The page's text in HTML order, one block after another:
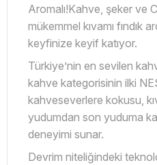
Aromalı!Kahve, şeker ve
mükemmel kıvamı fındık
keyfinize keyif katıyor.
Türkiye’nin en sevilen
kahve kategorisinin ilki
kahveseverlere kokusu,
yudumdan son yuduma
deneyimi sunar.
Devrim niteliğindeki